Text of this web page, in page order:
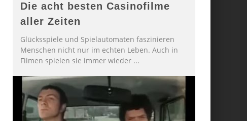
Die acht besten Casinofilme
aller Zeiten
Glücksspiele und Spielautomaten faszinieren
Menschen nicht nur im echten Leben. Auch in
Filmen spielen sie immer wieder ...